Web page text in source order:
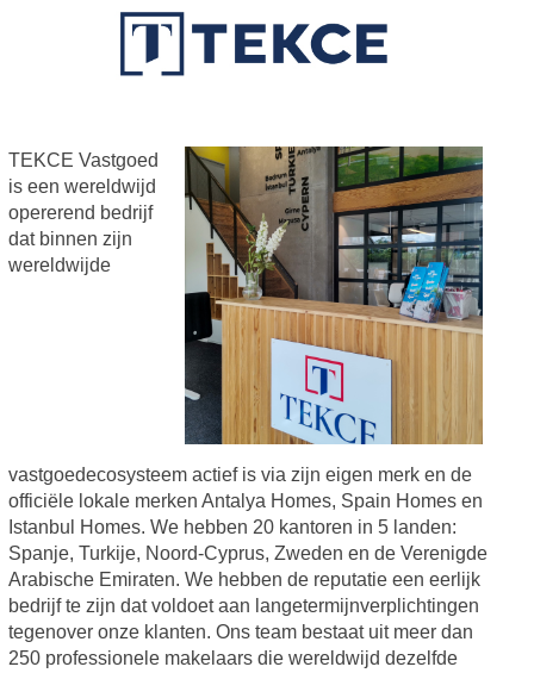
TEKCE Vastgoed
is een wereldwijd
opererend bedrijf
dat binnen zijn
wereldwijde
vastgoedecosysteem actief is via zijn eigen merk en de
officiële lokale merken Antalya Homes, Spain Homes en
Istanbul Homes. We hebben 20 kantoren in 5 landen:
Spanje, Turkije, Noord-Cyprus, Zweden en de Verenigde
Arabische Emiraten. We hebben de reputatie een eerlijk
bedrijf te zijn dat voldoet aan langetermijnverplichtingen
tegenover onze klanten. Ons team bestaat uit meer dan
250 professionele makelaars die wereldwijd dezelfde